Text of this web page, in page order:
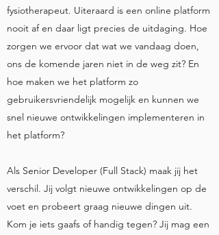
fysiotherapeut. Uiteraard is een online platform
nooit af en daar ligt precies de uitdaging. Hoe
zorgen we ervoor dat wat we vandaag doen,
ons de komende jaren niet in de weg zit? En
hoe maken we het platform zo
gebruikersvriendelijk mogelijk en kunnen we
snel nieuwe ontwikkelingen implementeren in
het platform?
Als Senior Developer (Full Stack) maak jij het
verschil. Jij volgt nieuwe ontwikkelingen op de
voet en probeert graag nieuwe dingen uit.
Kom je iets gaafs of handig tegen? Jij mag een